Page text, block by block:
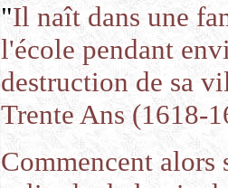
"Il naît dans une
l'école pendant
destruction de sa
Trente Ans (1618-
Commencent